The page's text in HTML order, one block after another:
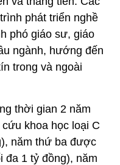
phát triển nghề
phó giáo sư, giáo
ngành, hướng đến
trong và ngoài
thời gian 2 năm
khoa học loại C
năm thứ ba được
đa 1 tỷ đồng), năm